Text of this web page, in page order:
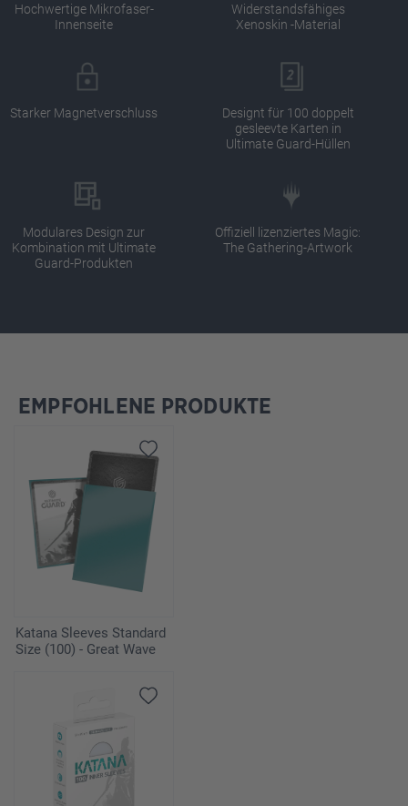
Hochwertige Mikrofaser-
Innenseite
Widerstandsfähiges
Xenoskin -Material
Starker Magnetverschluss
Designt für 100 doppelt
gesleevte Karten in
Ultimate Guard-Hüllen
Modulares Design zur
Kombination mit Ultimate
Guard-Produkten
Offiziell lizenziertes Magic:
The Gathering-Artwork
Produktgalerie überspringen
EMPFOHLENE PRODUKTE
Katana Sleeves Standard
Size (100) - Great Wave